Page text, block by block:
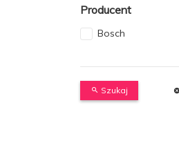
Producent
Bosch
Szukaj